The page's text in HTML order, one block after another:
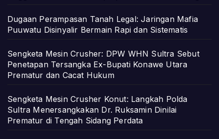
Dugaan Perampasan Tanah Legal: Jaringan Mafia
Puuwatu Disinyalir Bermain Rapi dan Sistematis
Sengketa Mesin Crusher: DPW WHN Sultra Sebut
Penetapan Tersangka Ex-Bupati Konawe Utara
Prematur dan Cacat Hukum
Sengketa Mesin Crusher Konut: Langkah Polda
Sultra Menersangkakan Dr. Ruksamin Dinilai
Prematur di Tengah Sidang Perdata